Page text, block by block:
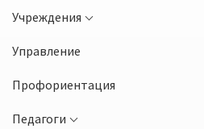
Учреждения
Управление
Профориентация
Педагоги